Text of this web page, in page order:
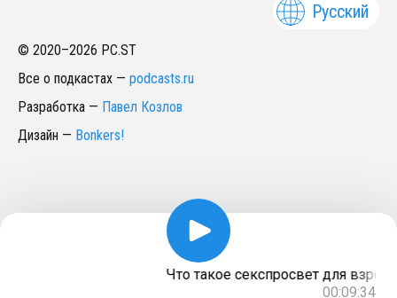
Русский
© 2020–2026 PC.ST
Все о подкастах — podcasts.ru
Разработка — Павел Козлов
Дизайн — Bonkers!
Что такое секспросвет для
00:09:34